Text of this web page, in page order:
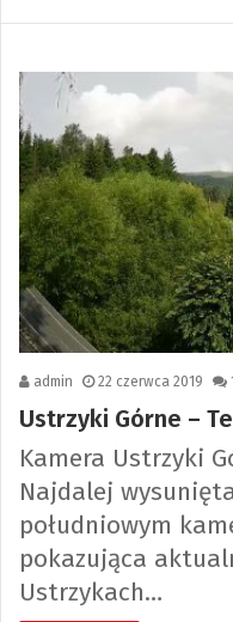
admin 22 czerwca 2019
Ustrzyki Górne –
Kamera Ustrzyki
Najdalej
południowym
pokazująca
Ustrzykach…